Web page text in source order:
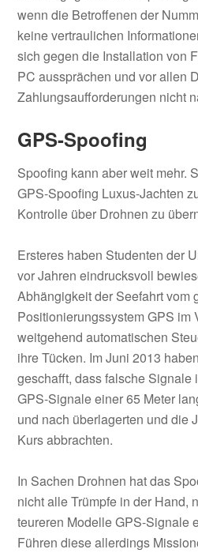
wenn die Betroffenen der
keine vertraulichen
sich gegen die Installation von
PC aussprächen und vor allen
Zahlungsaufforderungen nicht
GPS-Spoofing
Spoofing kann aber weit mehr.
GPS-Spoofing Luxus-Jachten
Kontrolle über Drohnen zu
Ersteres haben Studenten der
vor Jahren eindrucksvoll
Abhängigkeit der Seefahrt vom
Positionierungssystem GPS im
weitgehend automatischen
ihre Tücken. Im Juni 2013
geschafft, dass falsche Signale
GPS-Signale einer 65 Meter
und nach überlagerten und die
Kurs abbrachten.
In Sachen Drohnen hat das
nicht alle Trümpfe in der Hand,
teureren Modelle GPS-Signale
Führen diese allerdings